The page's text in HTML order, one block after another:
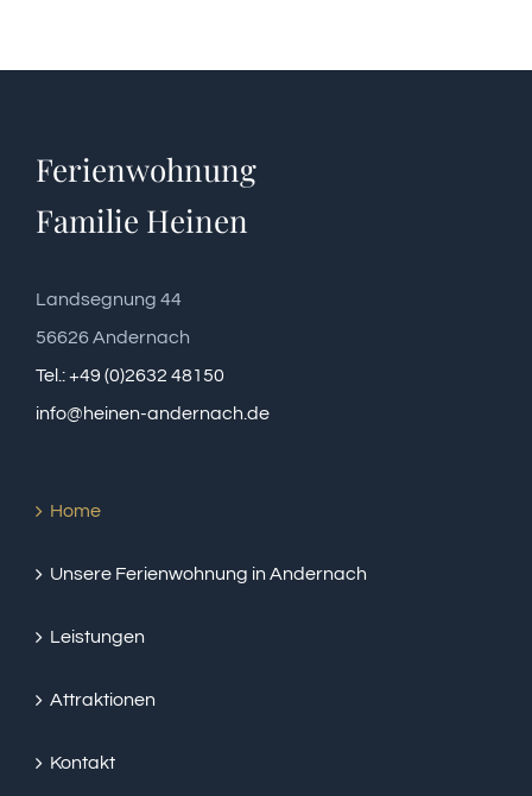
Ferienwohnung
Familie Heinen
Landsegnung 44
56626 Andernach
Tel.: +49 (0)2632 48150
info@heinen-andernach.de
Home
Unsere Ferienwohnung in Andernach
Leistungen
Attraktionen
Kontakt